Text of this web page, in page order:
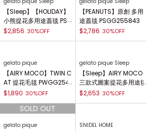
gelato pique
【哆啦A夢】Baby Moc
$2,264 20%OFF
gelato pique
貴賓狗提花毛毯 PWGG2
$1,953 30%OFF
gelato pique Sleep
【Sleep】【HOLIDAY】
小熊提花多用途蓋毯 PS
GG255809
$2,856 30%OFF
gelato pique Sleep
【PEANUTS】原創 多用
$2,786 30%OFF